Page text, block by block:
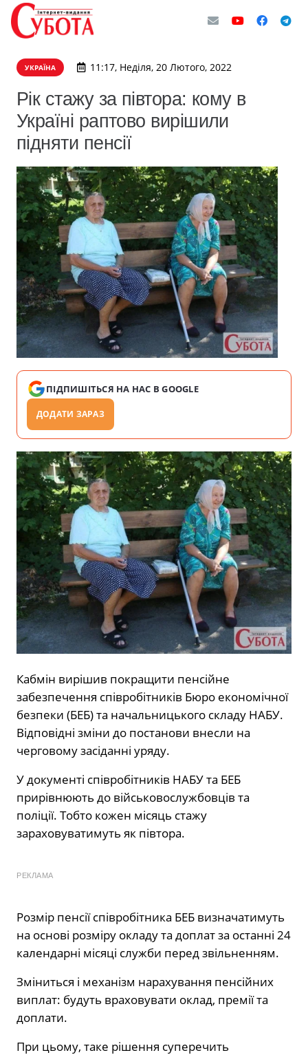
УКРАЇНА 11:17, Неділя, 20 Лютого, 2022
Рік стажу за півтора: кому в
Україні раптово вирішили
підняти пенсії
ПІДПИШІТЬСЯ НА НАС В GOOGLE
ДОДАТИ ЗАРАЗ
Кабмін вирішив покращити пенсійне
забезпечення співробітників Бюро економічної
безпеки (БЕБ) та начальницького складу НАБУ.
Відповідні зміни до постанови внесли на
черговому засіданні уряду.
У документі співробітників НАБУ та БЕБ
прирівнюють до військовослужбовців та
поліції. Тобто кожен місяць стажу
зараховуватимуть як півтора.
РЕКЛАМА
Розмір пенсії співробітника БЕБ визначатимуть
на основі розміру окладу та доплат за останні 24
календарні місяці служби перед звільненням.
Зміниться і механізм нарахування пенсійних
виплат: будуть враховувати оклад, премії та
доплати.
При цьому, таке рішення суперечить